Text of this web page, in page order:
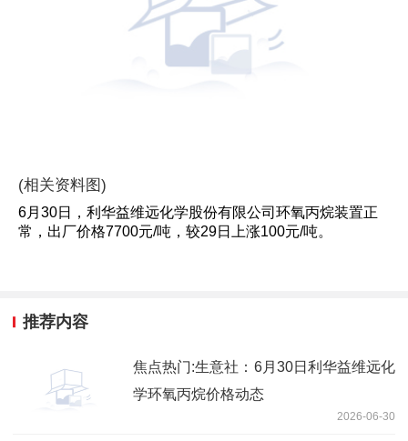
(相关资料图)
6月30日，利华益维远化学股份有限公司环氧丙烷装置正
常，出厂价格7700元/吨，较29日上涨100元/吨。
推荐内容
焦点热门:生意社：6月30日利华益维远化
学环氧丙烷价格动态
2026-06-30